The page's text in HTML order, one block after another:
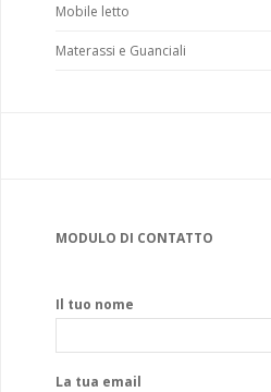
Mobile letto
Materassi e Guanciali
MODULO DI CONTATTO
Il tuo nome
La tua email